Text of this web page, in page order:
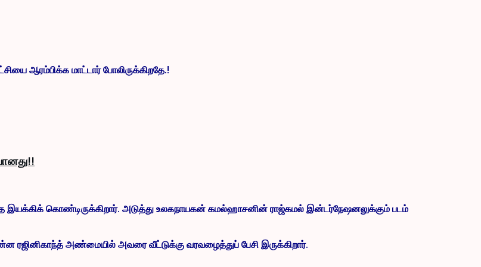
ஆரம்பிக்க மாட்டார் போலிருக்கிறதே.!
கொண்டிருக்கிறார். அடுத்து உலகநாயகன் கமல்ஹாசனின் ராஜ்கமல் இன்டர்நேஷனலுக்கும் படம்
ரஜினிகாந்த் அண்மையில் அவரை வீட்டுக்கு வரவழைத்துப் பேசி இருக்கிறார்.